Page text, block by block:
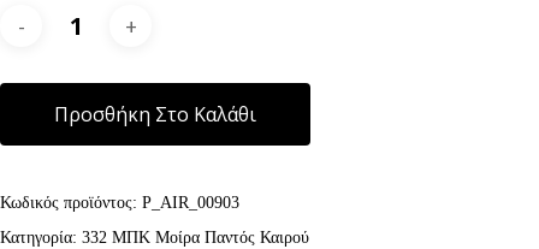
Προσθήκη Στο Καλάθι
Κωδικός προϊόντος: P_AIR_00903
Κατηγορία: 332 ΜΠΚ Μοίρα Παντός Καιρού